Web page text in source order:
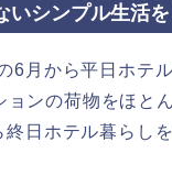
シンプル生活
6月から平日ホテ
ョンの荷物をほと
日ホテル暮らし